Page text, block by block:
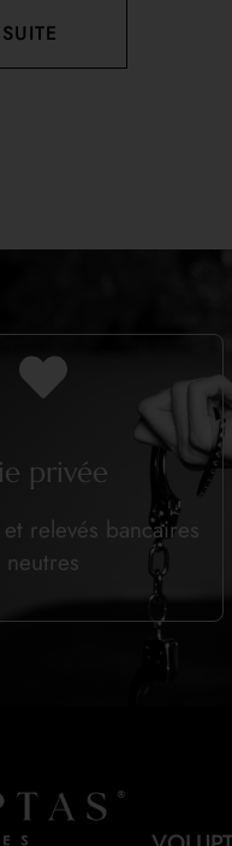
privée
relevés bancaires
neutres